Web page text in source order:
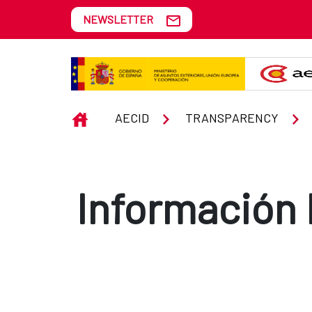
Skip to Main Content
Información Institucional,
NEWSLETTER
INICIOAECID TRANSPARENCY
Información